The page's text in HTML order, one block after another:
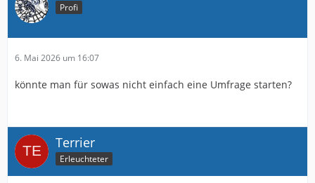
Profi
6. Mai 2026 um 16:07
könnte man für sowas nicht einfach eine Umfrage starten?
Terrier
Erleuchteter